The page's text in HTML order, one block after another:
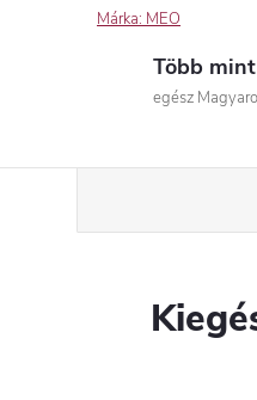
Márka: MEO
Több
egész